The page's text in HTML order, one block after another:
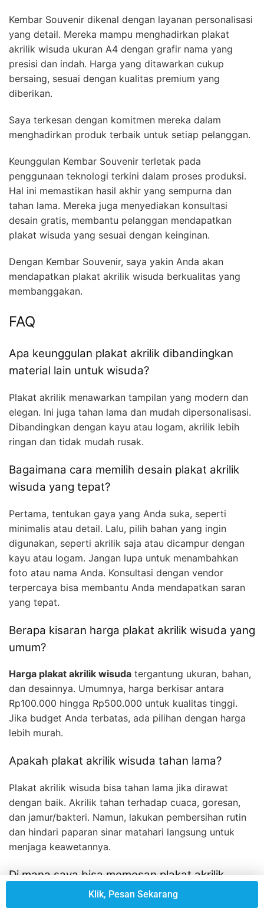
Kembar Souvenir dikenal dengan layanan personalisasi
yang detail. Mereka mampu menghadirkan plakat
akrilik wisuda ukuran A4 dengan grafir nama yang
presisi dan indah. Harga yang ditawarkan cukup
bersaing, sesuai dengan kualitas premium yang
diberikan.
Saya terkesan dengan komitmen mereka dalam
menghadirkan produk terbaik untuk setiap pelanggan.
Keunggulan Kembar Souvenir terletak pada
penggunaan teknologi terkini dalam proses produksi.
Hal ini memastikan hasil akhir yang sempurna dan
tahan lama. Mereka juga menyediakan konsultasi
desain gratis, membantu pelanggan mendapatkan
plakat wisuda yang sesuai dengan keinginan.
Dengan Kembar Souvenir, saya yakin Anda akan
mendapatkan plakat akrilik wisuda berkualitas yang
membanggakan.
FAQ
Apa keunggulan plakat akrilik dibandingkan
material lain untuk wisuda?
Plakat akrilik menawarkan tampilan yang modern dan
elegan. Ini juga tahan lama dan mudah dipersonalisasi.
Dibandingkan dengan kayu atau logam, akrilik lebih
ringan dan tidak mudah rusak.
Bagaimana cara memilih desain plakat akrilik
wisuda yang tepat?
Pertama, tentukan gaya yang Anda suka, seperti
minimalis atau detail. Lalu, pilih bahan yang ingin
digunakan, seperti akrilik saja atau dicampur dengan
kayu atau logam. Jangan lupa untuk menambahkan
foto atau nama Anda. Konsultasi dengan vendor
terpercaya bisa membantu Anda mendapatkan saran
yang tepat.
Berapa kisaran harga plakat akrilik wisuda yang
umum?
Harga plakat akrilik wisuda tergantung ukuran, bahan,
dan desainnya. Umumnya, harga berkisar antara
Rp100.000 hingga Rp500.000 untuk kualitas tinggi.
Jika budget Anda terbatas, ada pilihan dengan harga
lebih murah.
Apakah plakat akrilik wisuda tahan lama?
Plakat akrilik wisuda bisa tahan lama jika dirawat
dengan baik. Akrilik tahan terhadap cuaca, goresan,
dan jamur/bakteri. Namun, lakukan pembersihan rutin
dan hindari paparan sinar matahari langsung untuk
menjaga keawetannya.
Di mana saya bisa memesan plakat akrilik
wisuda berkualitas?Klik, Pesan Sekarang